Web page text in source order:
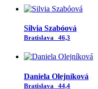
Silvia Szabóová
Bratislava 46,3
Daniela Olejníková
Bratislava 44,4